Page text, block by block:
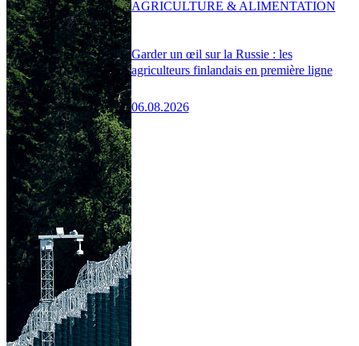
Garder un œil sur la Russie : les
agriculteurs finlandais en première ligne
06.08.2026
AGRICULTURE & ALIMENTATION